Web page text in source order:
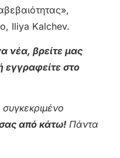
Iliya Kalchev.
νέα, βρείτε μας
εγγραφείτε στο
από κάτω! Πάντα